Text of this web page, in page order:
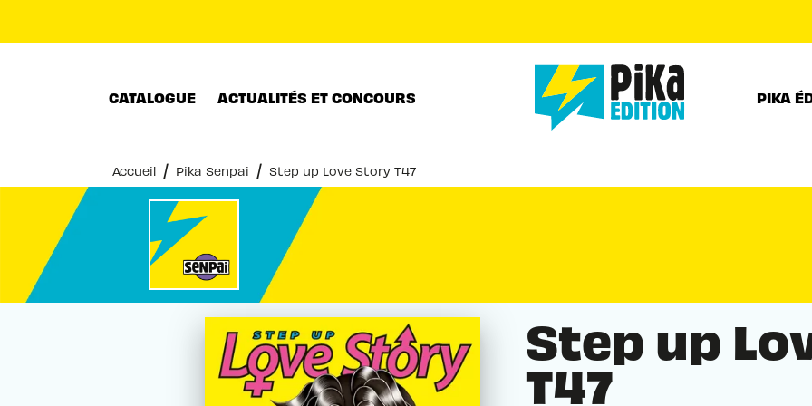
CATALOGUE ACTUALITÉS ET CONCOURS PIKA
Accueil / Pika Senpai / Step up Love Story T47
Step up
T47